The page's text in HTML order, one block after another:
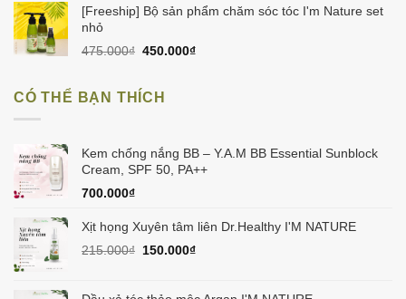
là:
tại
[Freeship] Bộ sản phẩm chăm sóc tóc I'm Nature set
nhỏ
475.000₫ Giá
475.000₫.
450.000₫Giá
CÓ THỂ BẠN THÍCH
Kem chống nắng BB – Y.A.M BB Essential Sunblock
Cream, SPF 50, PA++
700.000₫
Xịt họng Xuyên tâm liên Dr.Healthy I'M NATURE
215.000₫ Giá
150.000₫Giá